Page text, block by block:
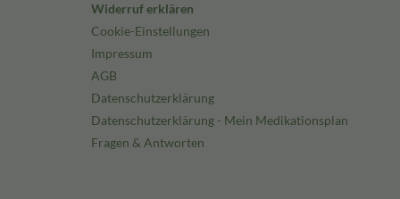
Widerruf erklären
Cookie-Einstellungen
Impressum
AGB
Datenschutzerklärung
Datenschutzerklärung - Mein Medikationsplan
Fragen & Antworten